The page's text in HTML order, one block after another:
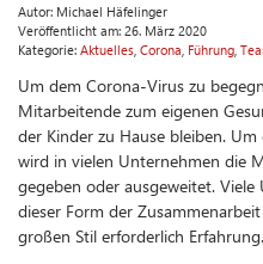
Autor: Michael Häfelinger
Veröffentlicht am: 26. März 2020
Kategorie: Aktuelles Corona Führung
Um dem Corona-Virus zu
Mitarbeitende zum eigenen
der Kinder zu Hause bleiben.
wird in vielen Unternehmen die
gegeben oder ausgeweitet.
dieser Form der
großen Stil erforderlich Erfahrung.